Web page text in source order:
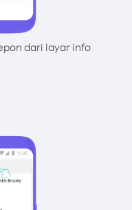
dari layar info